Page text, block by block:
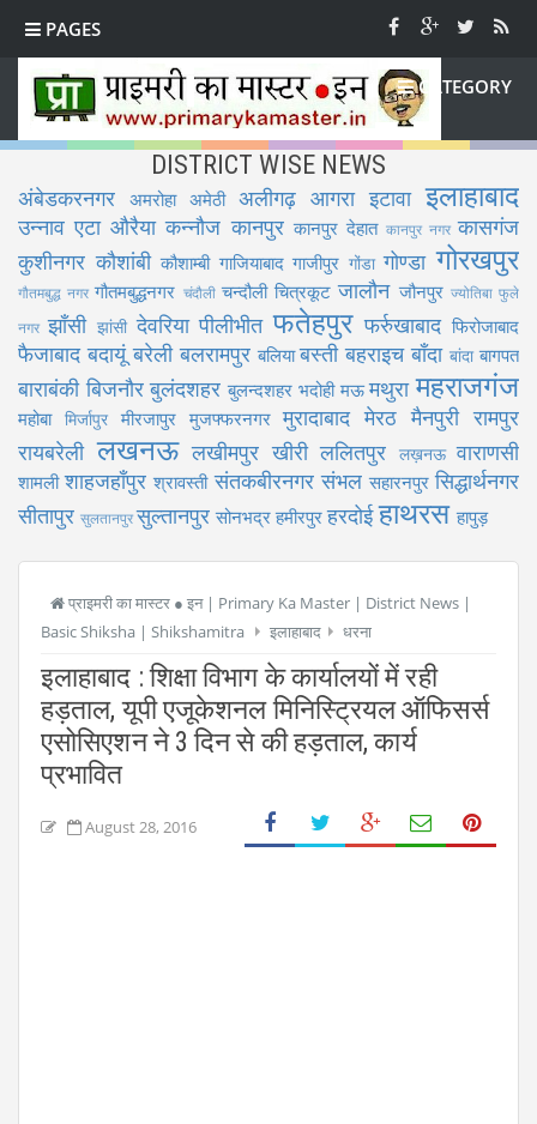
PAGES
CATEGORY
DISTRICT WISE NEWS
अंबेडकरनगर अमरोहा अमेठी अलीगढ़ आगरा इटावा इलाहाबाद
उन्नाव एटा औरैया कन्नौज कानपुर कानपुर देहात कानपुर नगर कासगंज
कुशीनगर कौशांबी कौशाम्बी गाजियाबाद गाजीपुर गोंडा गोण्डा गोरखपुर
गौतमबुद्ध नगर गौतमबुद्धनगर चंदौली चन्दौली चित्रकूट जालौन जौनपुर ज्योतिबा फुले
नगर झाँसी झांसी देवरिया पीलीभीत फतेहपुर फर्रुखाबाद फिरोजाबाद
फैजाबाद बदायूं बरेली बलरामपुर बलिया बस्ती बहराइच बाँदा बांदा बागपत
बाराबंकी बिजनौर बुलंदशहर बुलन्दशहर भदोही मऊ मथुरा महराजगंज
महोबा मिर्जापुर मीरजापुर मुजफ्फरनगर मुरादाबाद मेरठ मैनपुरी रामपुर
रायबरेली लखनऊ लखीमपुर खीरी ललितपुर लख़नऊ वाराणसी
शामली शाहजहाँपुर श्रावस्ती संतकबीरनगर संभल सहारनपुर सिद्धार्थनगर
सीतापुर सुलतानपुरसुल्तानपुर सोनभद्र हमीरपुर हरदोई हाथरस हापुड़
प्राइमरी का मास्टर ● इन | Primary Ka Master | District News |
Basic Shiksha | Shikshamitra
इलाहाबाद धरना
इलाहाबाद : शिक्षा विभाग के कार्यालयों में रही
हड़ताल, यूपी एजूकेशनल मिनिस्ट्रियल ऑफिसर्स
एसोसिएशन ने 3 दिन से की हड़ताल, कार्य
प्रभावित
August 28, 2016